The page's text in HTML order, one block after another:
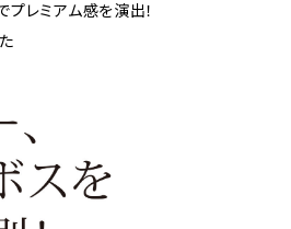
レミアム感を演出！